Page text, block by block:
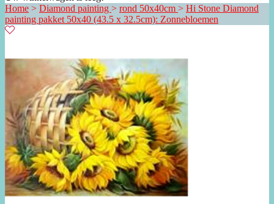
Home > Diamond painting > rond 50x40cm > Hi Stone Diamond
painting pakket 50x40 (43.5 x 32.5cm): Zonnebloemen